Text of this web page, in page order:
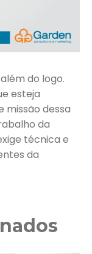
do logo.
esteja
missão dessa
da
técnica e
da